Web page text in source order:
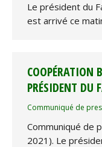
Le président du
est arrivé ce
COOPÉRATION
PRÉSIDENT DU
Communiqué de
Communiqué de
2021). Le